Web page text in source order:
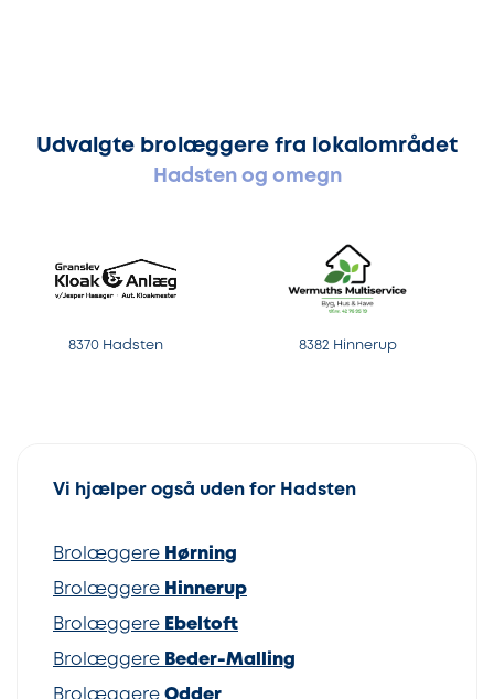
Udvalgte brolæggere fra lokalområdet
Hadsten og omegn
8370 Hadsten 8382 Hinnerup
Vi hjælper også uden for Hadsten
Brolæggere Hørning
Brolæggere Hinnerup
Brolæggere Ebeltoft
Brolæggere Beder-Malling
Brolæggere Odder